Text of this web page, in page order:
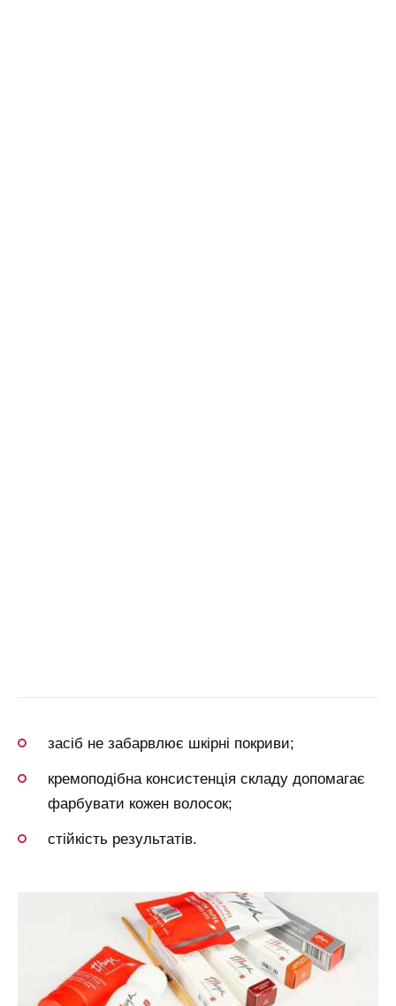
засіб не забарвлює шкірні покриви;
кремоподібна консистенція складу допомагає
фарбувати кожен волосок;
стійкість результатів.